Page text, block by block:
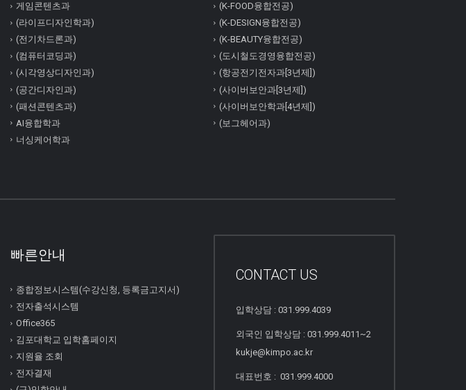
게임콘텐츠과
(라이프디자인학과)
(전기차드론과)
(컴퓨터코딩과)
(시각영상디자인과)
(공간디자인과)
(패션콘텐츠과)
AI융합학과
너싱케어학과
(K-FOOD융합전공)
(K-DESIGN융합전공)
(K-BEAUTY융합전공)
(도시철도경영융합전공)
(항공전기전자과[3년제])
(사이버보안과[3년제])
(사이버보안학과[4년제])
(보그헤어과)
빠른안내
종합정보시스템(수강신청, 등록금고지서)
전자출석시스템
Office365
김포대학교 입학홈페이지
지원율 조회
전자결재
CONTACT US
입학상담 : 031.999.4039
외국인 입학상담 : 031.999.4011~2
kukje@kimpo.ac.kr
대표번호 : 031.999.4000